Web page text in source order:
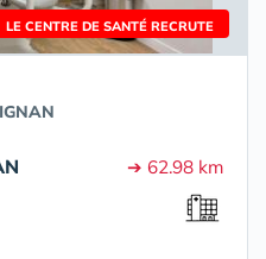
LE CENTRE DE SANTÉ RECRUTE
➔ 62.98 km